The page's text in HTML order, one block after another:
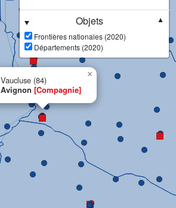
Vaucluse (84)
Avignon [Compagnie]
×
Objets
▼
Frontières nationales (2020)
Départements (2020)